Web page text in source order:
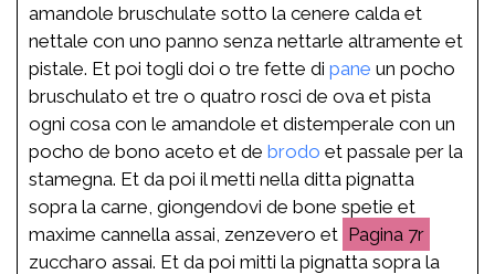
amandole bruschulate sotto la cenere calda et
nettale con uno panno senza nettarle altramente et
pistale. Et poi togli doi o tre fette di pane un pocho
bruschulato et tre o quatro rosci de ova et pista
ogni cosa con le amandole et distemperale con un
pocho de bono aceto et de brodo et passale per la
stamegna. Et da poi il metti nella ditta pignatta
sopra la carne, giongendovi de bone spetie et
maxime cannella assai, zenzevero et
7r
zuccharo assai. Et da poi mitti la pignatta sopra la